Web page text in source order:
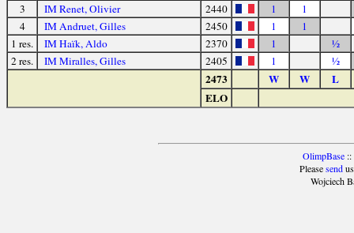
3
IM Renet, Olivier 2440 1
1
4
IM Andruet, Gilles 2450 1
1
1 res.
IM Haïk, Aldo 2370 1
½
2 res.
IM Miralles, Gilles 2405 1 ½
2473 W W
L
ELO
OlimpBase::
Pleasesendus
Wojciech